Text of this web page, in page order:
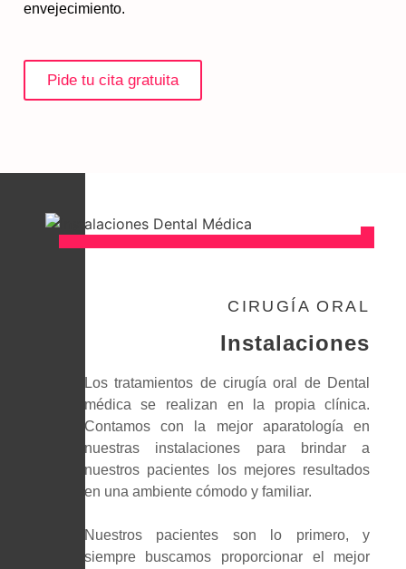
envejecimiento.
Pide tu cita gratuita
CIRUGÍA ORAL
Instalaciones
Los tratamientos de cirugía oral de Dental
médica se realizan en la propia clínica.
Contamos con la mejor aparatología en
nuestras instalaciones para brindar a
nuestros pacientes los mejores resultados
en una ambiente cómodo y familiar.
Nuestros pacientes son lo primero, y
siempre buscamos proporcionar el mejor